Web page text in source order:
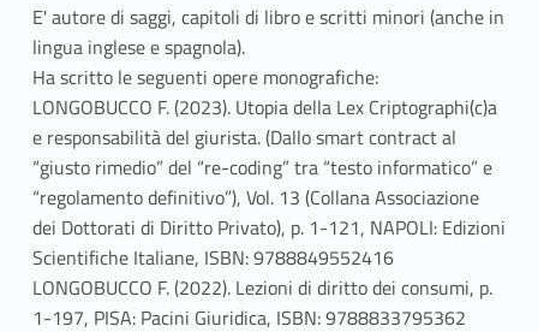
E' autore di saggi, capitoli di libro e scritti minori (anche in
lingua inglese e spagnola).
Ha scritto le seguenti opere monografiche:
LONGOBUCCO F. (2023). Utopia della Lex Criptographi(c)a
e responsabilità del giurista. (Dallo smart contract al
“giusto rimedio” del “re-coding” tra “testo informatico” e
“regolamento definitivo”), Vol. 13 (Collana Associazione
dei Dottorati di Diritto Privato), p. 1-121, NAPOLI: Edizioni
Scientifiche Italiane, ISBN: 9788849552416
LONGOBUCCO F. (2022). Lezioni di diritto dei consumi, p.
1-197, PISA: Pacini Giuridica, ISBN: 9788833795362